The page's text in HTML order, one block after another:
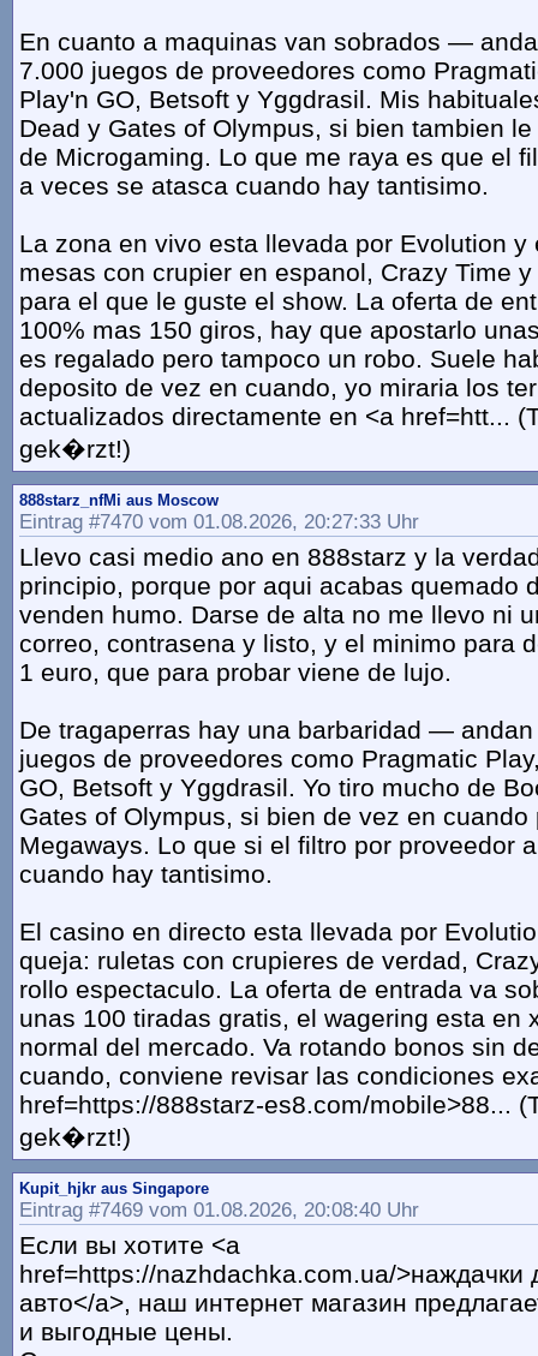
En cuanto a maquinas van sobrados —
7.000 juegos de proveedores como
Play'n GO, Betsoft y Yggdrasil. Mis
Dead y Gates of Olympus, si bien tambien
de Microgaming. Lo que me raya es que el
a veces se atasca cuando hay tantisimo.
La zona en vivo esta llevada por Evolution y
mesas con crupier en espanol, Crazy Time
para el que le guste el show. La oferta de
100% mas 150 giros, hay que apostarlo
es regalado pero tampoco un robo. Suele
deposito de vez en cuando, yo miraria los
actualizados directamente en <a href=htt...
gek�rzt!)
888starz_nfMi aus Moscow
Eintrag #7470 vom 01.08.2026, 20:27:33 Uhr
Llevo casi medio ano en 888starz y la
principio, porque por aqui acabas quemado
venden humo. Darse de alta no me llevo ni
correo, contrasena y listo, y el minimo para
1 euro, que para probar viene de lujo.
De tragaperras hay una barbaridad —
juegos de proveedores como Pragmatic
GO, Betsoft y Yggdrasil. Yo tiro mucho de
Gates of Olympus, si bien de vez en cuando
Megaways. Lo que si el filtro por proveedor
cuando hay tantisimo.
El casino en directo esta llevada por
queja: ruletas con crupieres de verdad,
rollo espectaculo. La oferta de entrada va
unas 100 tiradas gratis, el wagering esta en
normal del mercado. Va rotando bonos sin
cuando, conviene revisar las condiciones
href=https://888starz-es8.com/mobile>88...
gek�rzt!)
Kupit_hjkr aus Singapore
Eintrag #7469 vom 01.08.2026, 20:08:40 Uhr
Если вы хотите <a
href=https://nazhdachka.com.ua/>наждачки
авто</a>, наш интернет магазин
и выгодные цены.